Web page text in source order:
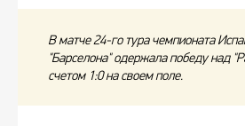
В матче 24-го тура чемпионата
"Барселона" одержала победу над
счетом 1:0 на своем поле.